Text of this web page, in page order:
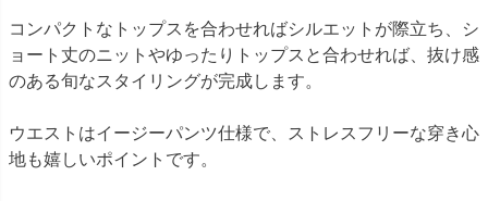
コンパクトなトップスを合わせればシルエットが際立ち、シ
ョート丈のニットやゆったりトップスと合わせれば、抜け感
のある旬なスタイリングが完成します。
ウエストはイージーパンツ仕様で、ストレスフリーな穿き心
地も嬉しいポイントです。